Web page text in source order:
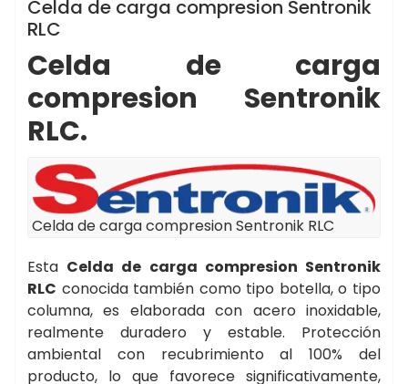
Celda de carga compresion Sentronik
RLC
Celda de carga
compresion Sentronik
RLC.
Celda de carga compresion Sentronik RLC
Esta Celda de carga compresion Sentronik
RLC conocida también como tipo botella, o tipo
columna, es elaborada con acero inoxidable,
realmente duradero y estable. Protección
ambiental con recubrimiento al 100% del
producto, lo que favorece significativamente,